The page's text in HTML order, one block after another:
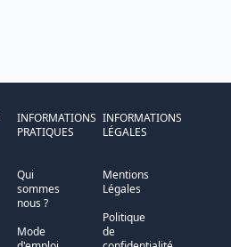
INFORMATIONS
PRATIQUES
Qui
sommes
nous ?
Mode
INFORMATIONS
LÉGALES
Mentions
Légales
Politique
de